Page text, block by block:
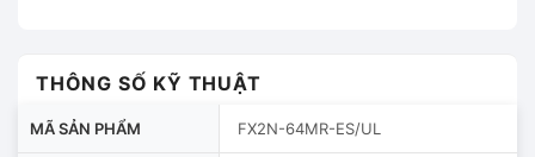
THÔNG SỐ KỸ THUẬT
MÃ SẢN PHẨM FX2N-64MR-ES/UL